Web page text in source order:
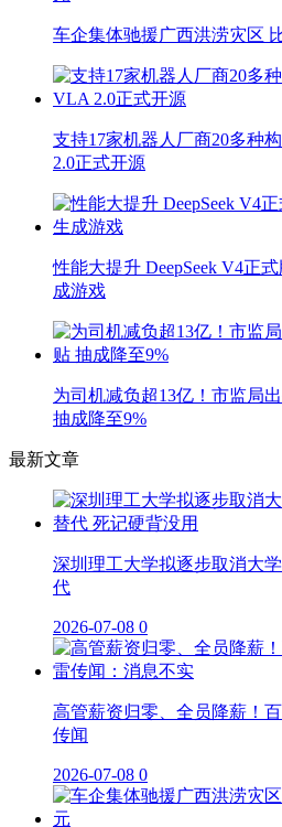
车企集体驰援广西洪涝灾区
支持17家机器人厂商20多种
2.0正式开源
性能大提升 DeepSeek V4正
成游戏
为司机减负超13亿！市监局
抽成降至9%
最新文章
深圳理工大学拟逐步取消大
代
2026-07-08 0
高管薪资归零、全员降薪！
传闻
2026-07-08 0